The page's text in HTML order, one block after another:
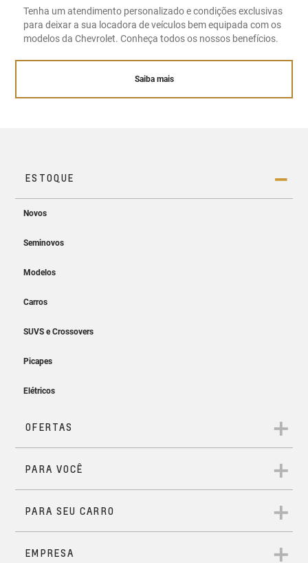
Tenha um atendimento personalizado e condições exclusivas
para deixar a sua locadora de veículos bem equipada com os
modelos da Chevrolet. Conheça todos os nossos benefícios.
Saiba mais